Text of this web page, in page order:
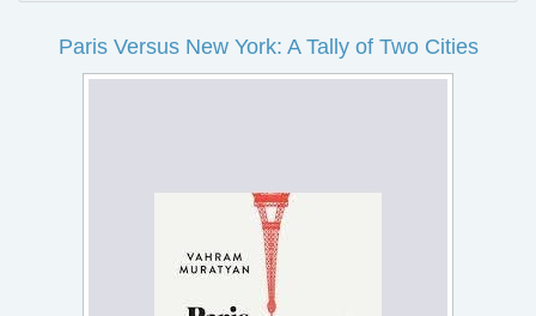
Електронни книги
Paris Versus New York: A Tally of Two Cities